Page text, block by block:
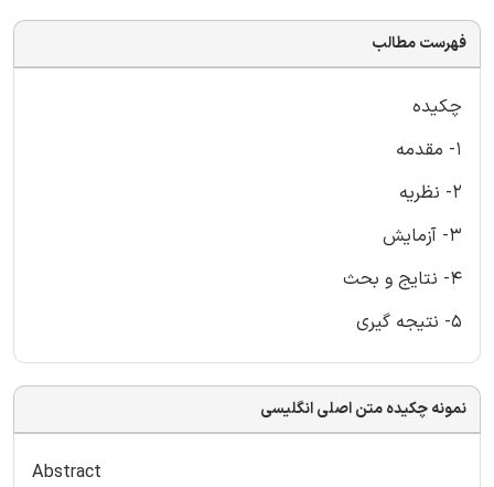
فهرست مطالب
چکیده
1- مقدمه
2- نظریه
3- آزمایش
4- نتایج و بحث
5- نتیجه گیری
نمونه چکیده متن اصلی انگلیسی
Abstract